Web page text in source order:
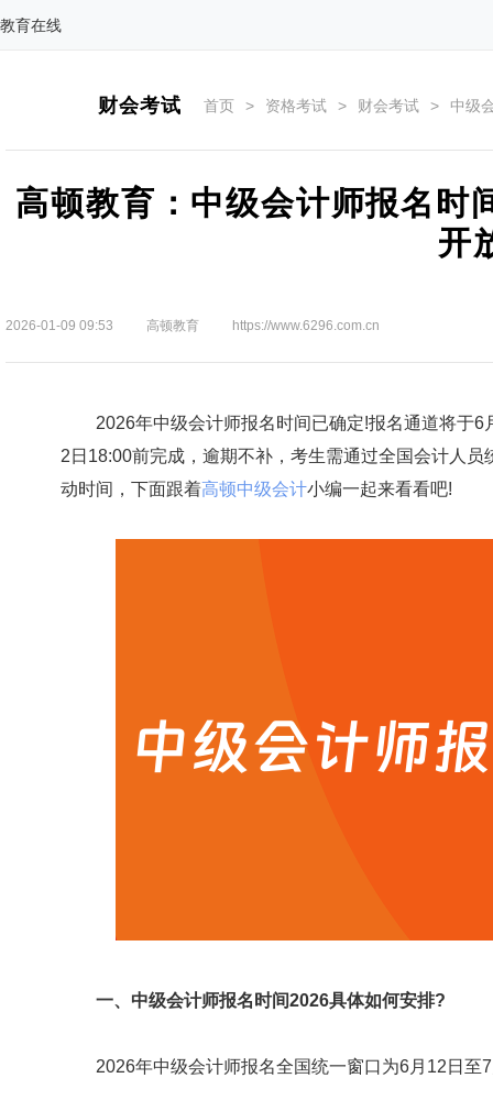
教育在线
财会考试 首页 > 资格考试 > 财会考试 > 中级
高顿教育：中级会计师报名时
开
2026-01-09 09:53 高顿教育 https://www.6296.com.cn
2026年中级会计师报名时间已确定!报名通道将于6
2日18:00前完成，逾期不补，考生需通过全国会计人
动时间，下面跟着高顿中级会计小编一起来看看吧!
一、中级会计师报名时间2026具体如何安排?
2026年中级会计师报名全国统一窗口为6月12日至7